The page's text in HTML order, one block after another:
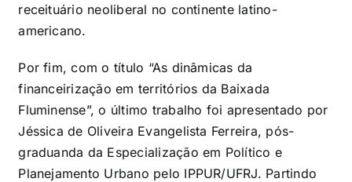
receituário neoliberal no continente latino-
americano.
Por fim, com o título “As dinâmicas da
financeirização em territórios da Baixada
Fluminense”, o último trabalho foi apresentado por
Jéssica de Oliveira Evangelista Ferreira, pós-
graduanda da Especialização em Político e
Planejamento Urbano pelo IPPUR/UFRJ. Partindo